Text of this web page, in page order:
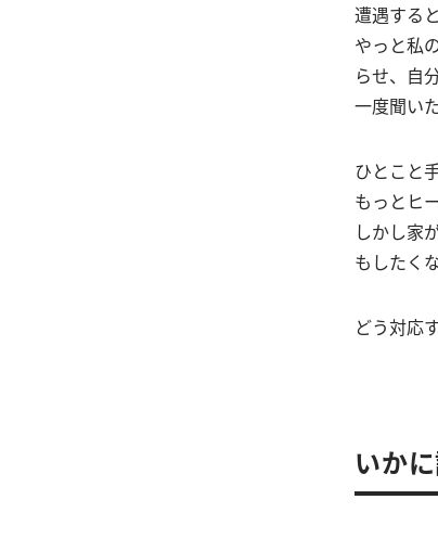
遭遇する
やっと私
らせ、自
一度聞い
ひとこと
もっとヒ
しかし家
もしたく
どう対応
いか